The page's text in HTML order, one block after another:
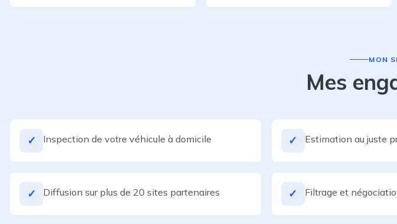
MON
Mes
✓ Inspection de votre véhicule à domicile ✓ Estimation au juste
✓ Diffusion sur plus de 20 sites partenaires ✓ Filtrage et